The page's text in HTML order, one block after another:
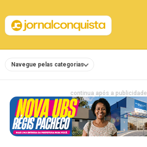
Navegue pelas categorias
continua após a publicidade